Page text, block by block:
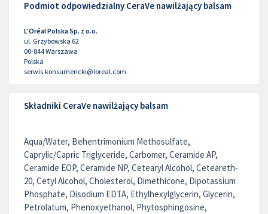
Podmiot odpowiedzialny CeraVe nawilżający balsam
L'Oréal Polska Sp. z o.o.
ul. Grzybowska 62
00-844Warszawa
Polska
serwis.konsumencki@loreal.com
Składniki CeraVe nawilżający balsam
Aqua/Water, Behentrimonium Methosulfate,
Caprylic/Capric Triglyceride, Carbomer, Ceramide AP,
Ceramide EOP, Ceramide NP, Cetearyl Alcohol, Ceteareth-
20, Cetyl Alcohol, Cholesterol, Dimethicone, Dipotassium
Phosphate, Disodium EDTA, Ethylhexylglycerin, Glycerin,
Petrolatum, Phenoxyethanol, Phytosphingosine,